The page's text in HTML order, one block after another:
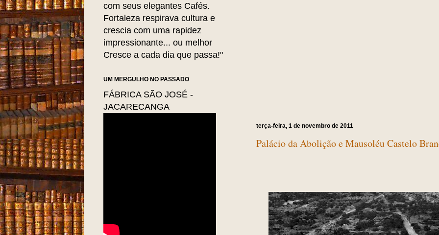
terça-feira, 1 de novembro de 2011
Palácio da Abolição e Mausoléu Castelo
com seus elegantes Cafés.
Fortaleza respirava cultura e
crescia com uma rapidez
impressionante... ou melhor
Cresce a cada dia que passa!"
UM MERGULHO NO PASSADO
FÁBRICA SÃO JOSÉ -
JACARECANGA